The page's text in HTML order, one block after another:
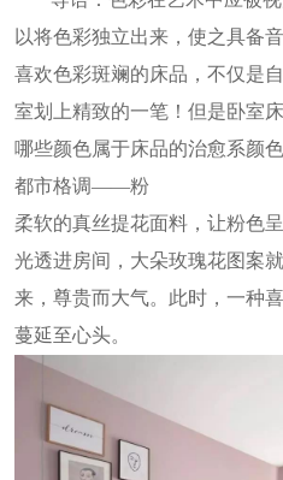
以将色彩独立出来，使之具备
喜欢色彩斑斓的床品，不仅是
室划上精致的一笔！但是卧室
哪些颜色属于床品的治愈系颜色
都市格调——粉
柔软的真丝提花面料，让粉色
光透进房间，大朵玫瑰花图案
来，尊贵而大气。此时，一种
蔓延至心头。